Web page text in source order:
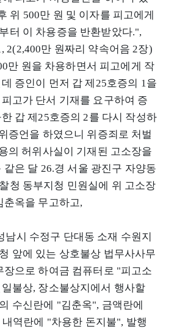
위 500만 원 및 이자를 피고에게
터 이 차용증을 반환받았다.",
2(2,400만 원짜리 약속어음 2장)
만 원을 차용하면서 피고에게 작
증인이 먼저 갑 제25호증의 1을
고가 단서 기재를 요구하여 증
갑 제25호증의 2를 다시 작성하
증언을 하였으니 위증죄로 처벌
의 허위사실이 기재된 고소장을
같은 달 26.경 서울 광진구 자양동
청 동부지청 민원실에 위 고소장
춘옥을 무고하고,
남시 수정구 단대동 소재 수원지
앞에 있는 상호불상 법무사사무
장으로 하여금 컴퓨터로 "피고소
불상, 장소불상지에서 행사할
수신란에 "김춘옥", 금액란에
역란에 "차용한 돈지불", 발행